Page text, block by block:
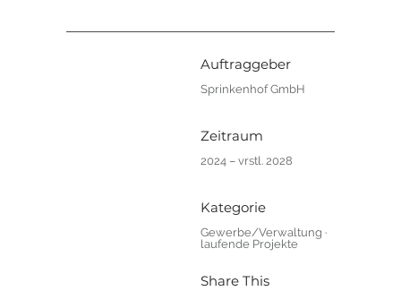
Auftraggeber
Sprinkenhof GmbH
Zeitraum
2024 – vrstl. 2028
Kategorie
Gewerbe/Verwaltung ·
laufende Projekte
Share This